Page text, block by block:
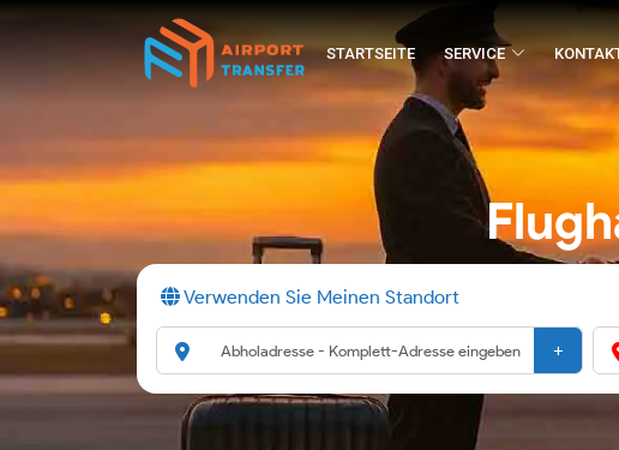
STARTSEITE SERVICE
Verwenden Sie Meinen Standort
+